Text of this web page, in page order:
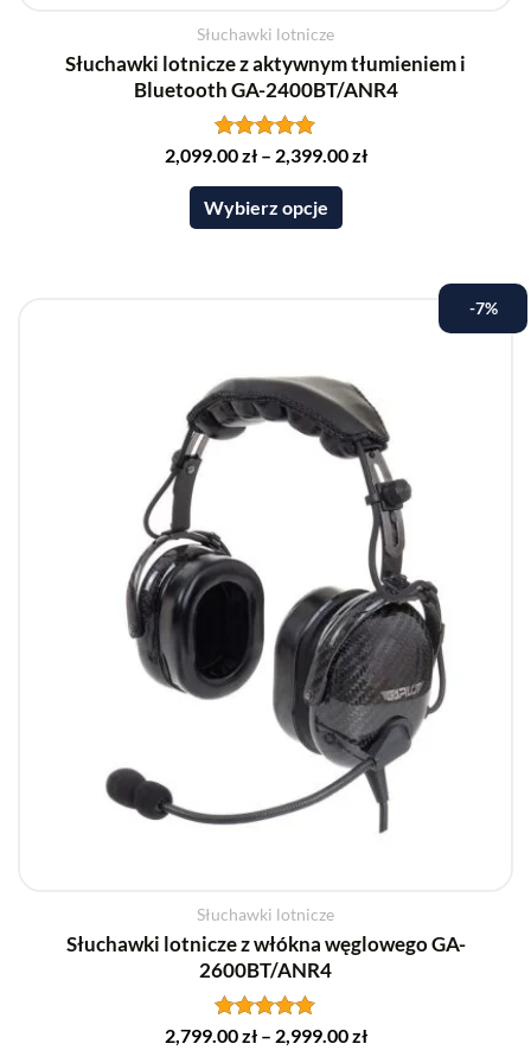
Słuchawki lotnicze
Słuchawki lotnicze z aktywnym tłumieniem i
Bluetooth GA-2400BT/ANR4
Oceniono
na 5
2,099.00zł– 2,399.00zł
Wybierz opcje
-7%
Słuchawki lotnicze
Słuchawki lotnicze z włókna węglowego GA-
2600BT/ANR4
Oceniono
2,799.00zł– 2,999.00zł
wiele
wariantów.
Opcje
można
wybrać
stronie
produktu